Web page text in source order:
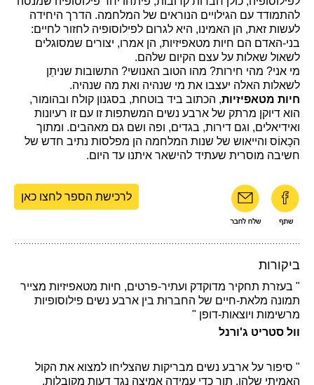
להתמודד עם הגילויים הנוראים של המלחמה. הדרך היחידה
לעשות זאת, הן האמינו, היא לגרום לפילוסופיה לחזור לחיים:
בני-האדם הם חיות מטאפיזיות, הן אמרו, יצורים שמסוגלים
לשאול שאלות על עצם הקיום שלהם.
מי אני? מהי חירות? מהו הטוב האנושי? התשובות שניתֵן
לשאלות האלה יעצבו את מי שנהיה ואת מה שנהיה.
חיות מטאפיזיות, הכתוב ביד בוטחת, בסגנון קולח ובהומור,
הוא דיוקן מרתק של ארבע נשים המשתפות זו עם זו רעיונות
ואידיאלים, וגם דירות, בגדים, ופה ושם גם מאהבים. ומתוך
הכָאוֹס והייאוש של שנות המלחמה הן מפלסות נתיב חדש של
חשיבה מוסרית שעתיד להישאר איתנו עד היום.
לרכישת הספר לחצו כאן
ביקורות
" בעזרת תחקיר מדוקדק ועתיר-פרטים, חיות מטאפיזיות מצייר
תמונה מלאת-חיים של החברוּת בין ארבע נשים פילוסופיות
מרשימות ויוצאות-דופן "
וול סטריט ג'ורנל
" סיפור על ארבע נשים מבריקות שהצליחו למצוא את הקול
האמיתי שלהן, תוך כדי עמידה אמיצה נגד דעות מקובלות,